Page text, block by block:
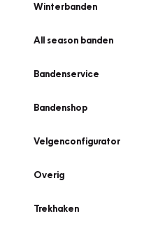
Winterbanden
All season banden
Bandenservice
Bandenshop
Velgenconfigurator
Overig
Trekhaken